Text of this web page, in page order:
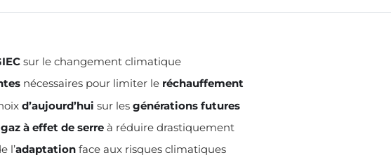
sur le changement climatique
nécessaires pour limiter le réchauffement
d’aujourd’hui sur les générations futures
gaz à effet de serre à réduire drastiquement
l’adaptation face aux risques climatiques